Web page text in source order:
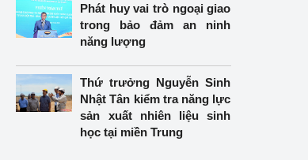
Phát huy vai trò ngoại giao
trong bảo đảm an ninh
năng lượng
Thứ trưởng Nguyễn Sinh
Nhật Tân kiểm tra năng lực
sản xuất nhiên liệu sinh
học tại miền Trung